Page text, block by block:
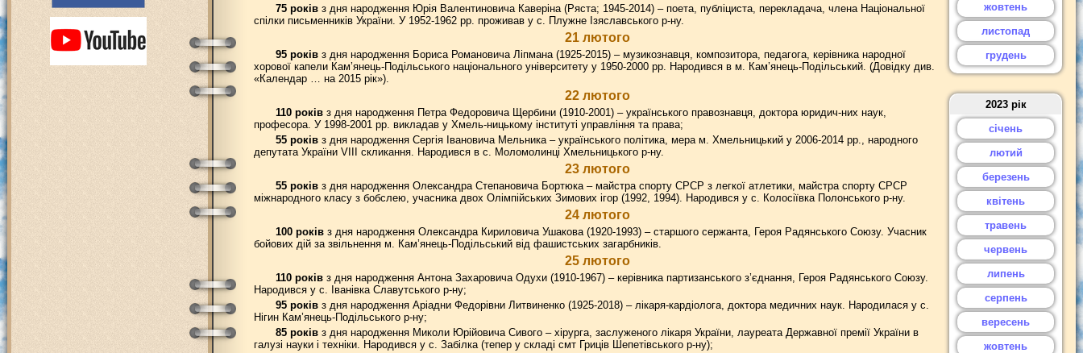
75 роківз дня народження Юрія Валентиновича Каверіна (Ряста; 1945-2014) – поета, публіциста, перекладача, члена Національної
спілки письменників України. У 1952-1962 рр. проживав у с. Плужне Ізяславського р-ну.
21 лютого
95 роківз дня народження Бориса Романовича Ліпмана (1925-2015) – музикознавця, композитора, педагога, керівника народної
хорової капели Кам’янець-Подільського національного університету у 1950-2000 рр. Народився в м. Кам’янець-Подільський. (Довідку див.
«Календар … на 2015 рік»).
22 лютого
110 роківз дня народження Петра Федоровича Щербини (1910-2001) – українського правознавця, доктора юридич-них наук,
професора. У 1998-2001 рр. викладав у Хмель-ницькому інституті управління та права;
55 роківз дня народження Сергія Івановича Мельника – українського політика, мера м. Хмельницький у 2006-2014 рр., народного
депутата України VIII скликання. Народився в с. Моломолинці Хмельницького р-ну.
23 лютого
55 роківз дня народження Олександра Степановича Бортюка – майстра спорту СРСР з легкої атлетики, майстра спорту СРСР
міжнародного класу з бобслею, учасника двох Олімпійських Зимових ігор (1992, 1994). Народився у с. Колосіївка Полонського р-ну.
24 лютого
100 роківз дня народження Олександра Кириловича Ушакова (1920-1993) – старшого сержанта, Героя Радянського Союзу. Учасник
бойових дій за звільнення м. Кам’янець-Подільський від фашистських загарбників.
25 лютого
110 роківз дня народження Антона Захаровича Одухи (1910-1967) – керівника партизанського з’єднання, Героя Радянського Союзу.
Народився у с. Іванівка Славутського р-ну;
95 роківз дня народження Аріадни Федорівни Литвиненко (1925-2018) – лікаря-кардіолога, доктора медичних наук. Народилася у с.
Нігин Кам’янець-Подільського р-ну;
85 роківз дня народження Миколи Юрійовича Сивого – хірурга, заслуженого лікаря України, лауреата Державної премії України в
галузі науки і техніки. Народився у с. Забілка (тепер у складі смт Гриців Шепетівського р-ну);
жовтень
листопад
грудень
2023 рік
січень
лютий
березень
квітень
травень
червень
липень
серпень
вересень
жовтень